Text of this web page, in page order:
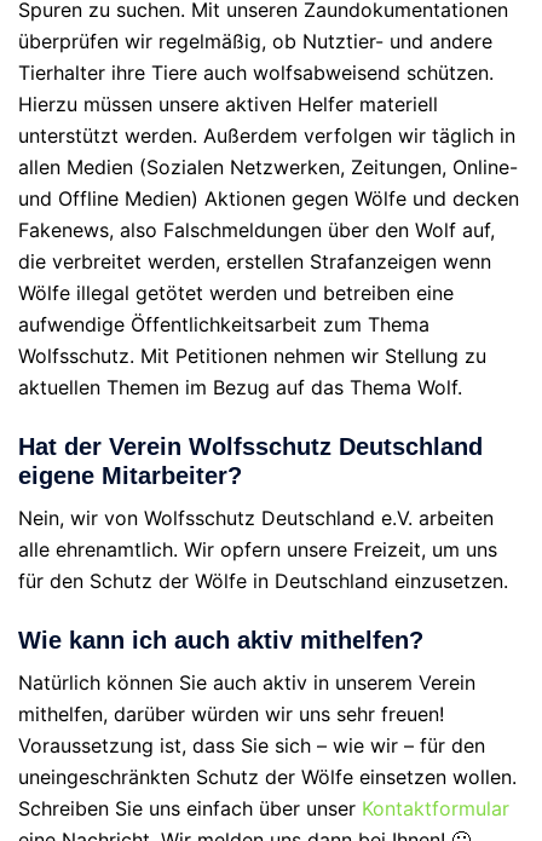
Spuren zu suchen. Mit unseren Zaundokumentationen
überprüfen wir regelmäßig, ob Nutztier- und andere
Tierhalter ihre Tiere auch wolfsabweisend schützen.
Hierzu müssen unsere aktiven Helfer materiell
unterstützt werden. Außerdem verfolgen wir täglich in
allen Medien (Sozialen Netzwerken, Zeitungen, Online-
und Offline Medien) Aktionen gegen Wölfe und decken
Fakenews, also Falschmeldungen über den Wolf auf,
die verbreitet werden, erstellen Strafanzeigen wenn
Wölfe illegal getötet werden und betreiben eine
aufwendige Öffentlichkeitsarbeit zum Thema
Wolfsschutz. Mit Petitionen nehmen wir Stellung zu
aktuellen Themen im Bezug auf das Thema Wolf.
Hat der Verein Wolfsschutz Deutschland
eigene Mitarbeiter?
Nein, wir von Wolfsschutz Deutschland e.V. arbeiten
alle ehrenamtlich. Wir opfern unsere Freizeit, um uns
für den Schutz der Wölfe in Deutschland einzusetzen.
Wie kann ich auch aktiv mithelfen?
Natürlich können Sie auch aktiv in unserem Verein
mithelfen, darüber würden wir uns sehr freuen!
Voraussetzung ist, dass Sie sich – wie wir – für den
uneingeschränkten Schutz der Wölfe einsetzen wollen.
Schreiben Sie uns einfach über unser Kontaktformular